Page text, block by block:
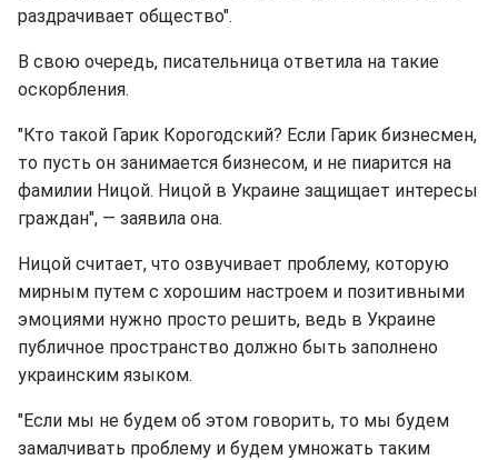
раздрачивает общество".
В свою очередь, писательница ответила на такие
оскорбления.
"Кто такой Гарик Корогодский? Если Гарик бизнесмен,
то пусть он занимается бизнесом, и не пиарится на
фамилии Ницой. Ницой в Украине защищает интересы
граждан", ― заявила она.
Ницой считает, что озвучивает проблему, которую
мирным путем с хорошим настроем и позитивными
эмоциями нужно просто решить, ведь в Украине
публичное пространство должно быть заполнено
украинским языком.
"Если мы не будем об этом говорить, то мы будем
замалчивать проблему и будем умножать таким